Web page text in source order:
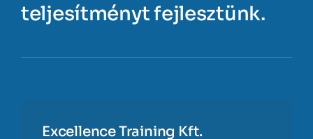
teljesítményt fejlesztünk.
Excellence Training Kft.